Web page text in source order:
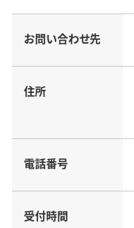
お問い合わせ先
住所
電話番号
受付時間